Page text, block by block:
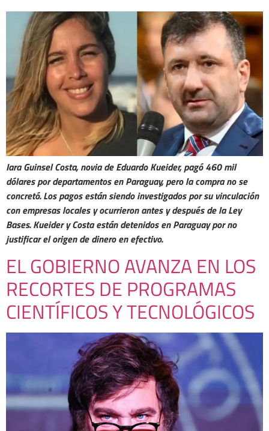
Iara Guinsel Costa, novia de Eduardo Kueider, pagó 460 mil
dólares por departamentos en Paraguay, pero la compra no se
concretó. Los pagos están siendo investigados por su vinculación
con empresas locales y ocurrieron antes y después de la Ley
Bases. Kueider y Costa están detenidos en Paraguay por no
justificar el origen de dinero en efectivo.
EL GOBIERNO AVANZA EN LOS
RECORTES DE PROGRAMAS
CIENTÍFICOS Y TECNOLÓGICOS